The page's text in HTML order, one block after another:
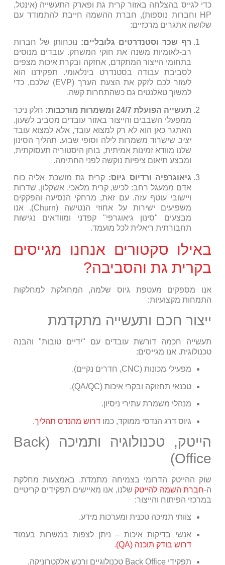
כדי לגייס בהצלחה באזור קרית גת ופארק התעשייה (אינטל,
HP וחברות נוספות), חברת ההשמה חייבת להתמודד עם
שלושה אתגרים מרכזיים:
רף שכר וסטנדרטים גלובליים: נוכחותן של חברות
רב-לאומיות משנה את חוקי המשחק. עובדים מנוסים
בתחומי הייצור המתקדם, אחזקה ובקרת איכות מצפים
לסביבת עבודה בסטנדרט בינלאומי. תפקידנו הוא
לעזור לכם לזקק את הצעת הערך (EVP) שלכם, כדי
למשוך טאלנטים גם כשהתחרות קשה.
תעשייה הפועלת 24/7 ומשמרות מורכבות:
חלק ניכר
ממפעלי השבבים והייצור באזור עובדים מסביב לשעון.
האתגר כאן הוא לא רק למצוא עובד, אלא למצוא עובד
יציבשישרוד משמרות לילה וסופי שבוע. תהליך הסינון
שלנו מוודא זמינות אמיתית, בוחן היסטוריה תעסוקתית,
ומבצע תיאום ציפיות נוקשה לפני החתימה.
גיאוגרפיה ורדיוס גיוס: קרית גת מושכת אליה כוח
אדם ממעגל רחב: לכיש, קרית מלאכי, אשקלון, שדרות
ויישובי עוטף עזה. עם זאת, מרחקי הנסיעה והפקקים
משפיעים ישירות על אחוזי הנטישה (Churn). אנו
מבצעים "סינון גיאוגרפי" קפדני ומוודאים נגישות
תחבורתית ריאלית לכל מועמד.
באילו סקטורים אנחנו מגייסים
בקרית גת והסביבה?
אנו מספקים מעטפת גיוס שלמה, המחולקת למחלקות
התמחות מקצועיות:
ייצור חכם ותעשייה מתקדמת
תעשייה חכמה דורשת עובדים עם "ידיים טובות" והבנה
טכנולוגית. אנו מגייסים:
מפעילי מכונות (CNC, חדרים נקיים).
טכנאי תחזוקה ובקרי איכות (QA/QC).
מנהלי משמרת עתירי ניסיון.
גיוס דרג הנדסי ממוקד, כמו דרוש מהנדס תהליך.
הייטק, טכנולוגיה ותמיכה (Back
Office)
שוק ההייטק הדרומי בצמיחה מתמדת. באמצעות מחלקת
ה-חברת השמה להייטק שלנו, אנו מאיישים תפקידים קריטיים
במרכזי הפיתוח והייצור:
צוותי תמיכה טכנית ומערכות מידע.
אנשי בדיקות איכות – ניתן לצפות במשרות בעמוד
דרוש בודק תוכנה (QA)
.
תפקידי Back Office טכנולוגיים ורכש אלקטרוניקה.